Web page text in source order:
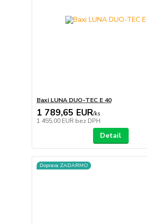
Baxi LUNA DUO-TEC E 40
1 789,65 EUR/ks
1 455,00 EUR bez DPH
Detail
Doprava ZADARMO